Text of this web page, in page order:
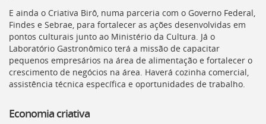
E ainda o Criativa Birô, numa parceria com o Governo Federal,
Findes e Sebrae, para fortalecer as ações desenvolvidas em
pontos culturais junto ao Ministério da Cultura. Já o
Laboratório Gastronômico terá a missão de capacitar
pequenos empresários na área de alimentação e fortalecer o
crescimento de negócios na área. Haverá cozinha comercial,
assistência técnica específica e oportunidades de trabalho.
Economia criativa